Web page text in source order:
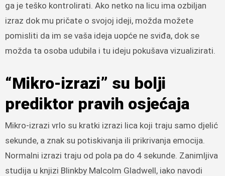
ga je teško kontrolirati. Ako netko na licu ima ozbiljan
izraz dok mu pričate o svojoj ideji, možda možete
pomisliti da im se vaša ideja uopće ne sviđa, dok se
možda ta osoba udubila i tu ideju pokušava vizualizirati.
“Mikro-izrazi” su bolji
prediktor pravih osjećaja
Mikro-izrazi vrlo su kratki izrazi lica koji traju samo djelić
sekunde, a znak su potiskivanja ili prikrivanja emocija.
Normalni izrazi traju od pola pa do 4 sekunde. Zanimljiva
studija u knjizi Blinkby Malcolm Gladwell, iako navodi